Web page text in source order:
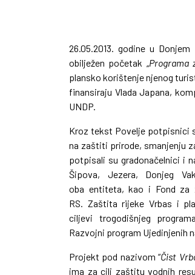
26.05.2013. godine u
obilježen početak „Programa
plansko korištenje njenog
finansiraju Vlada Japana,
UNDP.
Kroz tekst Povelje potpisnici
na zaštiti prirode, smanjenju
potpisali su gradonačelnici i
Šipova, Jezera, Donjeg
oba entiteta, kao i Fond za
RS. Zaštita rijeke Vrbas i
ciljevi trogodišnjeg
Razvojni program Ujedinjenih
Projekt pod nazivom “Čist
ima za cilj zaštitu vodnih